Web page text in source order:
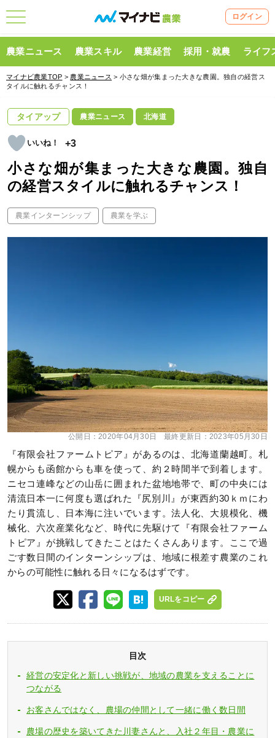
ログイン
農業ニュース 農業スキル 農業経営 採用・就農 ライフ
マイナビ農業TOP > 農業ニュース > 小さな畑が集まった大きな農園。独自の経営ス
タイルに触れるチャンス！
タイアップ 農業ニュース 北海道
+3
小さな畑が集まった大きな農園。独自
の経営スタイルに触れるチャンス！
農業インターンシップ 農業を学ぶ
公開日：2020年04月30日 最終更新日： 2023年05月30日
『有限会社ファームトピア』があるのは、北海道蘭越町。札
幌からも函館からも車を使って、約２時間半で到着します。
ニセコ連峰などの山岳に囲まれた盆地地帯で、町の中央には
清流日本一に何度も選ばれた『尻別川』が東西約30ｋｍにわ
たり貫流し、日本海に注いでいます。法人化、大規模化、機
械化、六次産業化など、時代に先駆けて『有限会社ファーム
トピア』が挑戦してきたことはたくさんあります。ここで過
ごす数日間のインターンシップは、地域に根差す農業のこれ
からの可能性に触れる日々になるはずです。
URLをコピー
目次
経営の安定化と新しい挑戦が、地域の農業を支えることに
つながる
お客さんではなく、農場の仲間として一緒に働く数日間
農場の歴史を築いてきた川妻さんと、入社２年目・農業に